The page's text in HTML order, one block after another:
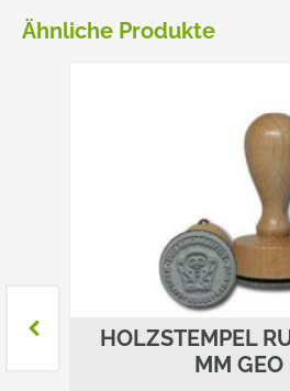
Ähnliche Produkte
HOLZSTEMPEL
MM GEO